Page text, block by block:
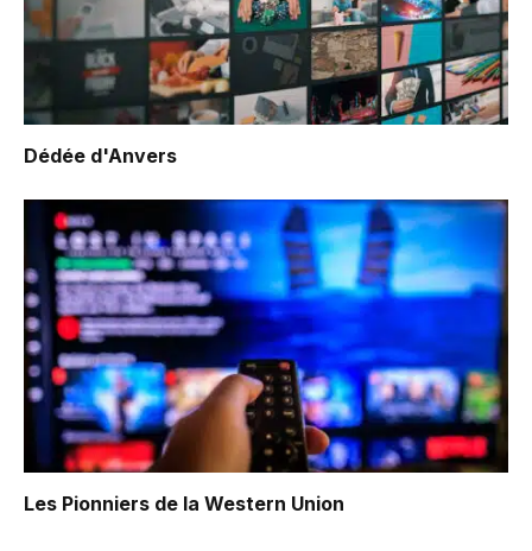
Dédée d'Anvers
Les Pionniers de la Western Union